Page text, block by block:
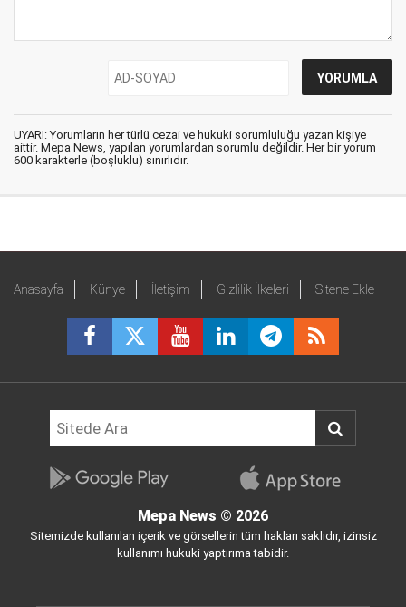
UYARI: Yorumların her türlü cezai ve hukuki sorumluluğu yazan kişiye
aittir. Mepa News, yapılan yorumlardan sorumlu değildir. Her bir yorum
600 karakterle (boşluklu) sınırlıdır.
Anasayfa Künye İletişim Gizlilik İlkeleri Sitene Ekle
Mepa News © 2026
Sitemizde kullanılan içerik ve görsellerin tüm hakları saklıdır, izinsiz
kullanımı hukuki yaptırıma tabidir.